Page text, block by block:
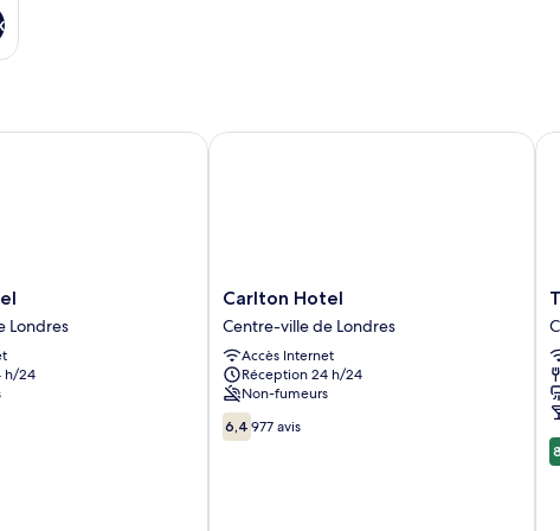
Londres
h/24
Carlton
Hotel
Centre-
ville
de
Londres
Carlton Hotel
Centre-ville de Londres
Accès Internet
Réception 24 h/24
Non-fumeurs
6.4
sur
6,4 977 avis
Carlton Hotel
Z